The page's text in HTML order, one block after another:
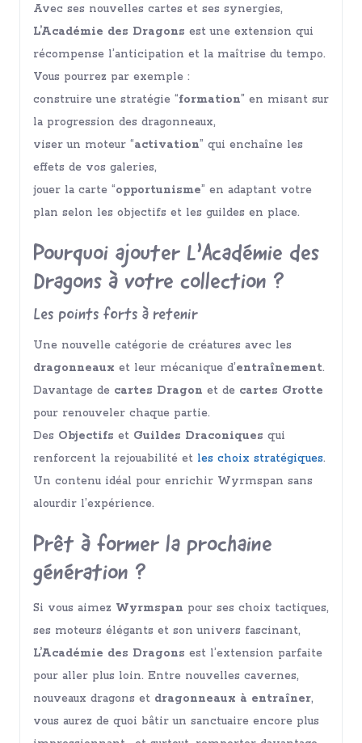
Avec ses nouvelles cartes et ses synergies,
L’Académie des Dragons est une extension qui
récompense l’anticipation et la maîtrise du tempo.
Vous pourrez par exemple :
construire une stratégie “formation” en misant sur
la progression des dragonneaux,
viser un moteur “activation” qui enchaîne les
effets de vos galeries,
jouer la carte “opportunisme” en adaptant votre
plan selon les objectifs et les guildes en place.
Pourquoi ajouter L’Académie des
Dragons à votre collection ?
Les points forts à retenir
Une nouvelle catégorie de créatures avec les
dragonneaux et leur mécanique d’entraînement.
Davantage de cartes Dragon et de cartes Grotte
pour renouveler chaque partie.
Des Objectifs et Guildes Draconiques qui
renforcent la rejouabilité et les choix stratégiques.
Un contenu idéal pour enrichir Wyrmspan sans
alourdir l’expérience.
Prêt à former la prochaine
génération ?
Si vous aimez Wyrmspan pour ses choix tactiques,
ses moteurs élégants et son univers fascinant,
L’Académie des Dragons est l’extension parfaite
pour aller plus loin. Entre nouvelles cavernes,
nouveaux dragons et dragonneaux à entraîner,
vous aurez de quoi bâtir un sanctuaire encore plus